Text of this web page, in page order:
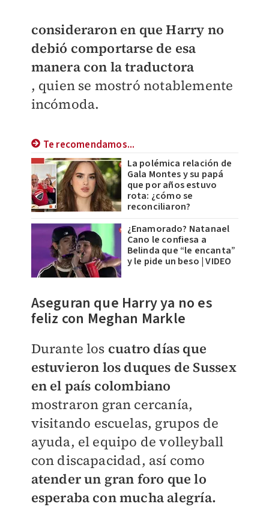
consideraron en que Harry no
debió comportarse de esa
manera con la traductora
, quien se mostró notablemente
incómoda.
Te recomendamos...
La polémica relación de
Gala Montes y su papá
que por años estuvo
rota: ¿cómo se
reconciliaron?
¿Enamorado? Natanael
Cano le confiesa a
Belinda que “le encanta”
y le pide un beso | VIDEO
Aseguran que Harry ya no es
feliz con Meghan Markle
Durante los cuatro días que
estuvieron los duques de Sussex
en el país colombiano
mostraron gran cercanía,
visitando escuelas, grupos de
ayuda, el equipo de volleyball
con discapacidad, así como
atender un gran foro que lo
esperaba con mucha alegría.